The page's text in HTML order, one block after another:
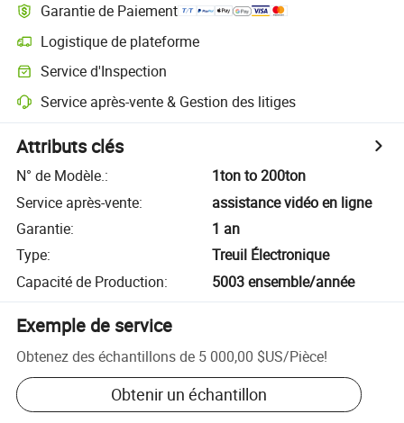
Garantie de Paiement
Logistique de plateforme
Service d'Inspection
Service après-vente & Gestion des litiges
Attributs clés
N° de Modèle.:
1ton to 200ton
Service après-vente:
assistance vidéo en ligne
Garantie:
1 an
Type:
Treuil Électronique
Capacité de Production: 5003 ensemble/année
Exemple de service
Obtenez des échantillons de 5 000,00 $US/Pièce!
Obtenir un échantillon